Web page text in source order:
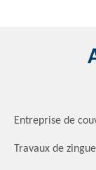
Entreprise de
Travaux de